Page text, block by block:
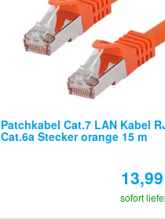
Patchkabel Cat.7 LAN Kabel
Cat.6a Stecker orange 15 m
sofort